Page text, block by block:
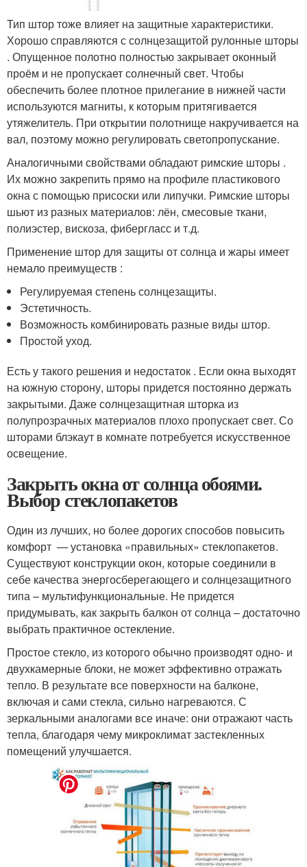
Тип штор тоже влияет на защитные характеристики.
Хорошо справляются с солнцезащитой рулонные шторы
. Опущенное полотно полностью закрывает оконный
проём и не пропускает солнечный свет. Чтобы
обеспечить более плотное прилегание в нижней части
используются магниты, к которым притягивается
утяжелитель. При открытии полотнище накручивается на
вал, поэтому можно регулировать светопропускание.
Аналогичными свойствами обладают римские шторы .
Их можно закрепить прямо на профиле пластикового
окна с помощью присоски или липучки. Римские шторы
шьют из разных материалов: лён, смесовые ткани,
полиэстер, вискоза, фибергласс и т.д.
Применение штор для защиты от солнца и жары имеет
немало преимуществ :
Регулируемая степень солнцезащиты.
Эстетичность.
Возможность комбинировать разные виды штор.
Простой уход.
Есть у такого решения и недостаток . Если окна выходят
на южную сторону, шторы придется постоянно держать
закрытыми. Даже солнцезащитная шторка из
полупрозрачных материалов плохо пропускает свет. Со
шторами блэкаут в комнате потребуется искусственное
освещение.
Закрыть окна от солнца обоями.
Выбор стеклопакетов
Один из лучших, но более дорогих способов повысить
комфорт — установка «правильных» стеклопакетов.
Существуют конструкции окон, которые соединили в
себе качества энергосберегающего и солнцезащитного
типа – мультифункциональные. Не придется
придумывать, как закрыть балкон от солнца – достаточно
выбрать практичное остекление.
Простое стекло, из которого обычно производят одно- и
двухкамерные блоки, не может эффективно отражать
тепло. В результате все поверхности на балконе,
включая и сами стекла, сильно нагреваются. С
зеркальными аналогами все иначе: они отражают часть
тепла, благодаря чему микроклимат застекленных
помещений улучшается.